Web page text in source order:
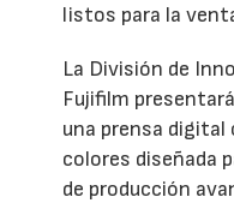
listos para la
La División de
Fujifilm
una prensa
colores diseñada
de producción